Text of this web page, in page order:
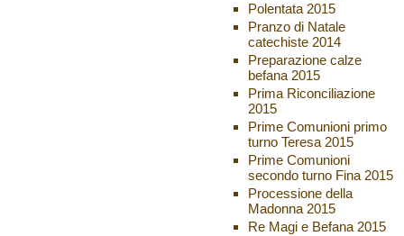
Polentata 2015
Pranzo di Natale
catechiste 2014
Preparazione calze
befana 2015
Prima Riconciliazione
2015
Prime Comunioni primo
turno Teresa 2015
Prime Comunioni
secondo turno Fina 2015
Processione della
Madonna 2015
Re Magi e Befana 2015